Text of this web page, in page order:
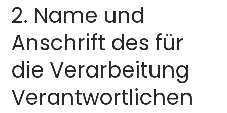
2. Name und
Anschrift des für
die Verarbeitung
Verantwortlichen